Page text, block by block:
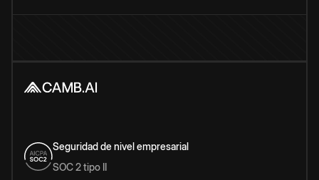
Seguridad de nivel empresarial
SOC 2 tipo II